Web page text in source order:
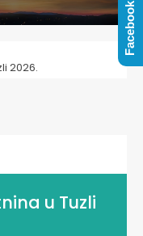
2026.
u Tuzli
Facebook